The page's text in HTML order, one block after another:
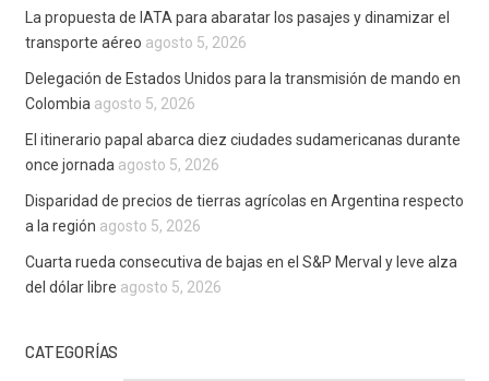
La propuesta de IATA para abaratar los pasajes y dinamizar el
transporte aéreo agosto 5, 2026
Delegación de Estados Unidos para la transmisión de mando en
Colombia agosto 5, 2026
El itinerario papal abarca diez ciudades sudamericanas durante
once jornada agosto 5, 2026
Disparidad de precios de tierras agrícolas en Argentina respecto
a la región agosto 5, 2026
Cuarta rueda consecutiva de bajas en el S&P Merval y leve alza
del dólar libre agosto 5, 2026
CATEGORÍAS